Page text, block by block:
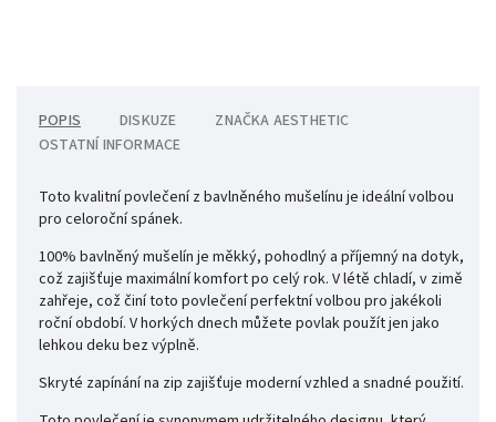
POPIS DISKUZE ZNAČKA AESTHETIC
OSTATNÍ INFORMACE
Toto kvalitní povlečení z bavlněného mušelínu je ideální volbou
pro celoroční spánek.
100% bavlněný mušelín je měkký, pohodlný a příjemný na dotyk,
což zajišťuje maximální komfort po celý rok. V létě chladí, v zimě
zahřeje, což činí toto povlečení perfektní volbou pro jakékoli
roční období. V horkých dnech můžete povlak použít jen jako
lehkou deku bez výplně.
Skryté zapínání na zip zajišťuje moderní vzhled a snadné použití.